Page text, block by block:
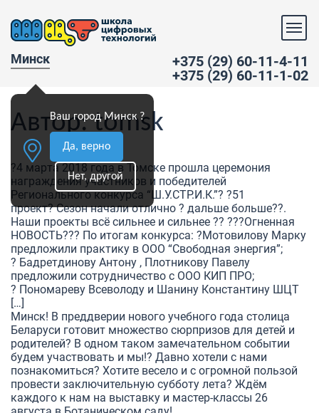
Минск
Ваш город Минск ?
Да, верно
Нет, другой
+375 (29) 60-11-4-11
+375 (29) 60-11-1-02
Автор:tomsk
?4 марта 2018 года в Томске прошла церемония
награждения участников и победителей
Регионального конкурса “Ш.У.СТР.И.К.”? ?51
проект? Сезон начали отлично ? дальше больше??.
Наши проекты всё сильнее и сильнее ?? ???Огненная
НОВОСТЬ??? По итогам конкурса: ?Мотовилову Марку
предложили практику в ООО “Свободная энергия”;
? Бадретдинову Антону , Плотникову Павелу
предложили сотрудничество с ООО КИП ПРО;
? Пономареву Всеволоду и Шанину Константину ШЦТ
[…]
Минск! В преддверии нового учебного года столица
Беларуси готовит множество сюрпризов для детей и
родителей? В одном таком замечательном событии
будем участвовать и мы!? Давно хотели с нами
познакомиться? Хотите весело и с огромной пользой
провести заключительную субботу лета? Ждём
каждого к нам на выставку и мастер-классы 26